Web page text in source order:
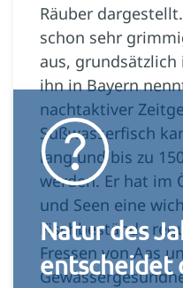
Räuber
schon sehr
aus, grundsätzlich
ihn in Bayern
nachtaktiver
Süßwasserfisch
lang und bis zu
werden. Er hat im
und Seen eine
Fischbestände
Fressen von Aas
Natur des
entscheidet